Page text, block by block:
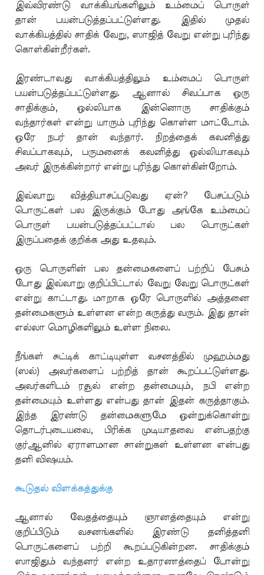
இவ்விரண்டு வாக்கியங்களிலும் உம்மைப் பொருள்
தான் பயன்படுத்தப்பட்டுள்ளது. இதில் முதல்
வாக்கியத்தில் சாதிக் வேறு, ஸாஜித் வேறு என்று புரிந்து
கொள்கின்றீர்கள்.
இரண்டாவது வாக்கியத்திலும் உம்மைப் பொருள்
பயன்படுத்தப்பட்டுள்ளது. ஆனால் சிவப்பாக ஒரு
சாதிக்கும், ஒல்லியாக இன்னொரு சாதிக்கும்
வந்தார்கள் என்று யாரும் புரிந்து கொள்ள மாட்டோம்.
ஒரே நபர் தான் வந்தார். நிறத்தைக் கவனித்து
சிவப்பாகவும், பருமனைக் கவனித்து ஒல்லியாகவும்
அவர் இருக்கின்றார் என்று புரிந்து கொள்கின்றோம்.
இவ்வாறு வித்தியாசப்படுவது ஏன்? பேசப்படும்
பொருட்கள் பல இருக்கும் போது அங்கே உம்மைப்
பொருள் பயன்படுத்தப்பட்டால் பல பொருட்கள்
இருப்பதைக் குறிக்க அது உதவும்.
ஒரு பொருளின் பல தன்மைகளைப் பற்றிப் பேசும்
போது இவ்வாறு குறிப்பிட்டால் வேறு வேறு பொருட்கள்
என்று காட்டாது. மாறாக ஒரே பொருளில் அத்தனை
தன்மைகளும் உள்ளன என்ற கருத்து வரும். இது தான்
எல்லா மொழிகளிலும் உள்ள நிலை.
நீங்கள் சுட்டிக் காட்டியுள்ள வசனத்தில் முஹம்மது
(ஸல்) அவர்களைப் பற்றித் தான் கூறப்பட்டுள்ளது.
அவர்களிடம் ரசூல் என்ற தன்மையும், நபி என்ற
தன்மையும் உள்ளது என்பது தான் இதன் கருத்தாகும்.
இந்த இரண்டு தன்மைகளுமே ஒன்றுக்கொன்று
தொடர்புடையவை, பிரிக்க முடியாதவை என்பதற்கு
குர்ஆனில் ஏராளமான சான்றுகள் உள்ளன என்பது
தனி விஷயம்.
கூடுதல் விளக்கத்துக்கு
ஆனால் வேதத்தையும் ஞானத்தையும் என்று
குறிப்பிடும் வசனங்களில் இரண்டு தனித்தனி
பொருட்களைப் பற்றி கூறப்படுகின்றன. சாதிக்கும்
ஸாஜிதும் வந்தனர் என்ற உதாரணத்தைப் போன்று